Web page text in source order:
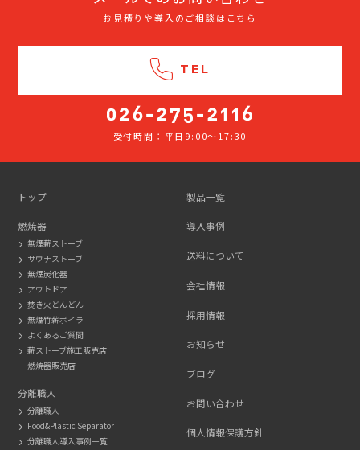
お見積りや導入のご相談はこちら
TEL
受付時間：平日9:00～17:30
トップ
燃焼器
無煙薪ストーブ
サウナストーブ
無煙炭化器
アウトドア
焚き火どんどん
無煙竹薪ボイラ
よくあるご質問
薪ストーブ施工販売店
燃焼器販売店
分離職人
分離職人
Food&Plastic Separator
分離職人導入事例一覧
製品一覧
導入事例
送料について
会社情報
採用情報
お知らせ
ブログ
お問い合わせ
個人情報保護方針